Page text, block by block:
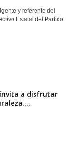
y referente del
Estatal del Partido
invita a disfrutar